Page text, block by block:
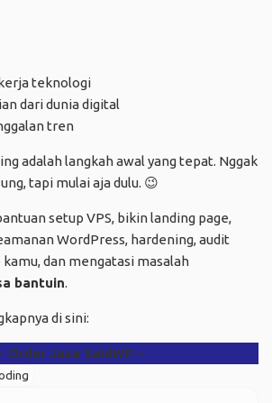
teknologi
dari dunia digital
tren
adalah langkah awal yang tepat. Nggak
tapi mulai aja dulu. 😉
setup VPS, bikin landing page,
WordPress, hardening, audit
dan mengatasi masalah
bantuin.
di sini:
Order Jasa SaidWP –